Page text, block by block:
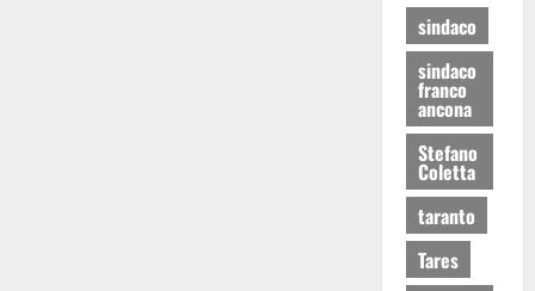
sindaco
sindaco
franco
ancona
Stefano
Coletta
taranto
Tares